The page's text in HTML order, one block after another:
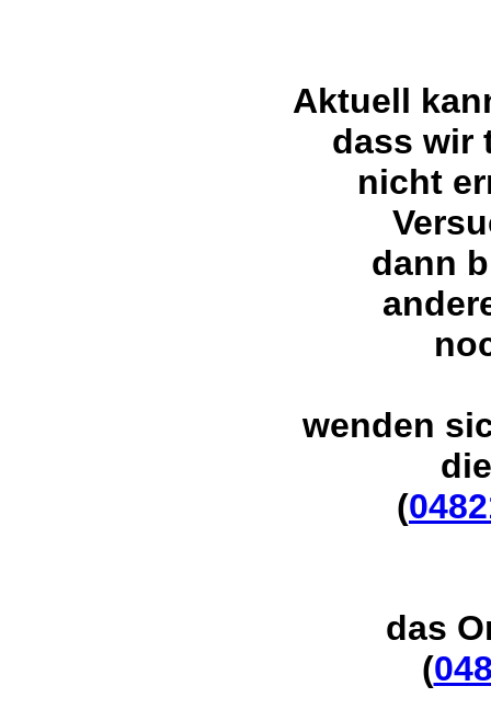
Aktuell
dass wir
nicht
dann
wenden
(
das
(